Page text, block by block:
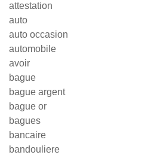
attestation
auto
auto occasion
automobile
avoir
bague
bague argent
bague or
bagues
bancaire
bandouliere